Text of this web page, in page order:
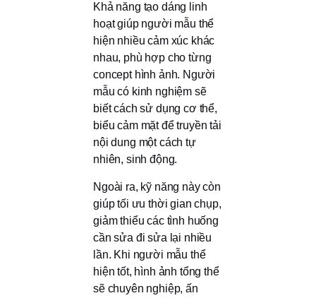
Khả năng tạo dáng linh
hoạt giúp người mẫu thể
hiện nhiều cảm xúc khác
nhau, phù hợp cho từng
concept hình ảnh. Người
mẫu có kinh nghiệm sẽ
biết cách sử dụng cơ thể,
biểu cảm mặt để truyền tải
nội dung một cách tự
nhiên, sinh động.
Ngoài ra, kỹ năng này còn
giúp tối ưu thời gian chụp,
giảm thiểu các tình huống
cần sửa đi sửa lại nhiều
lần. Khi người mẫu thể
hiện tốt, hình ảnh tổng thể
sẽ chuyên nghiệp, ấn